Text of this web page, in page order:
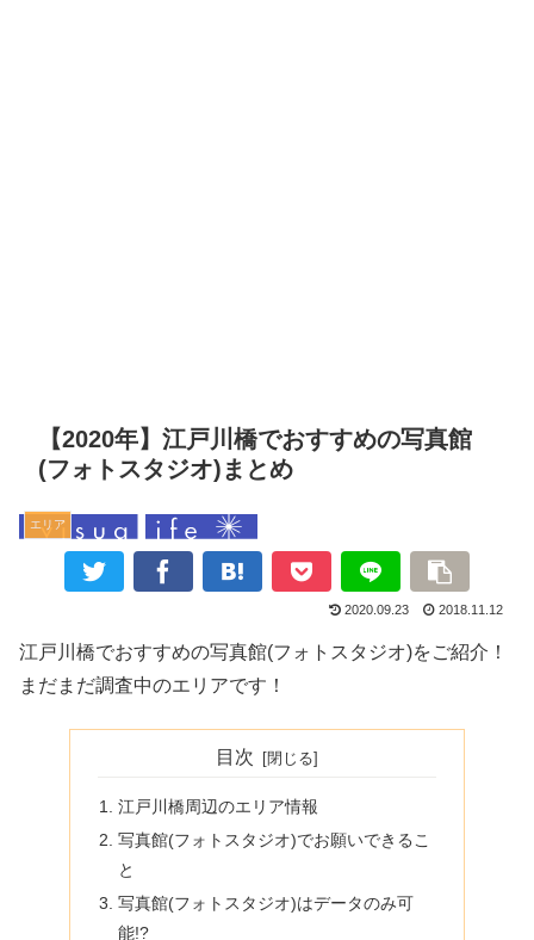
【2020年】江戸川橋でおすすめの写真館
(フォトスタジオ)まとめ
エリア
2020.09.23 2018.11.12
江戸川橋でおすすめの写真館(フォトスタジオ)をご紹介！
まだまだ調査中のエリアです！
目次
江戸川橋周辺のエリア情報
写真館(フォトスタジオ)でお願いできるこ
と
写真館(フォトスタジオ)はデータのみ可
能!?